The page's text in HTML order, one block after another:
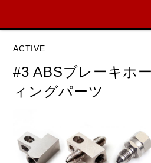
閉じる
ACTIVE
#3 ABSブレーキホ
ィングパーツ